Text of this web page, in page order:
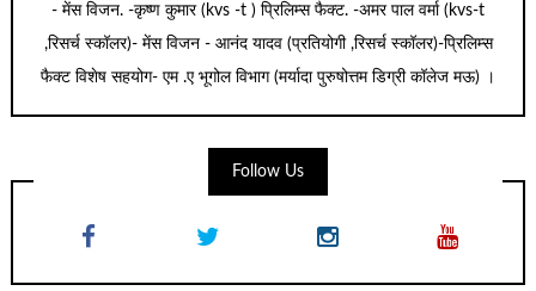
- मेंस विजन. -कृष्ण कुमार (kvs -t ) प्रिलिम्स फैक्ट. -अमर पाल वर्मा (kvs-t
,रिसर्च स्कॉलर)- मेंस विजन - आनंद यादव (प्रतियोगी ,रिसर्च स्कॉलर)-प्रिलिम्स
फैक्ट विशेष सहयोग- एम .ए भूगोल विभाग (मर्यादा पुरुषोत्तम डिग्री कॉलेज मऊ) ।
Follow Us